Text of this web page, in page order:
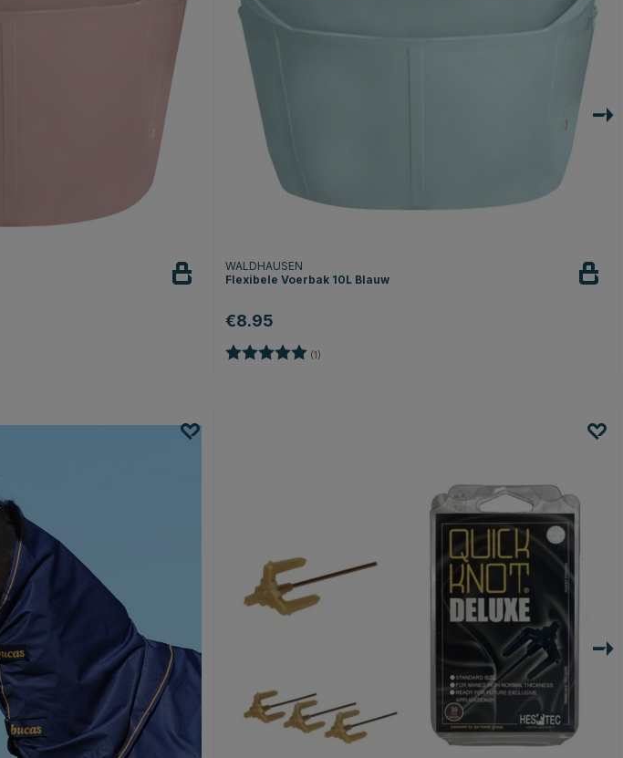
WALDHAUSEN
Flexibele Voerbak 10L Blauw
€8.95
Beoordeling: (1)